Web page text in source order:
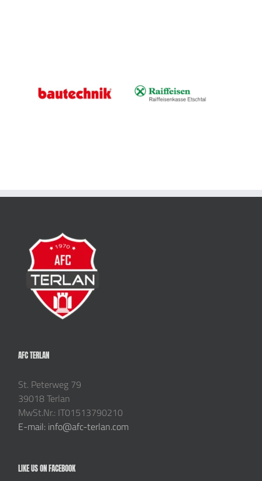
AFC TERLAN
St. Peterweg 79
39018 Terlan
MwSt.Nr.: IT01513790210
E-mail: info@afc-terlan.com
LIKE US ON FACEBOOK